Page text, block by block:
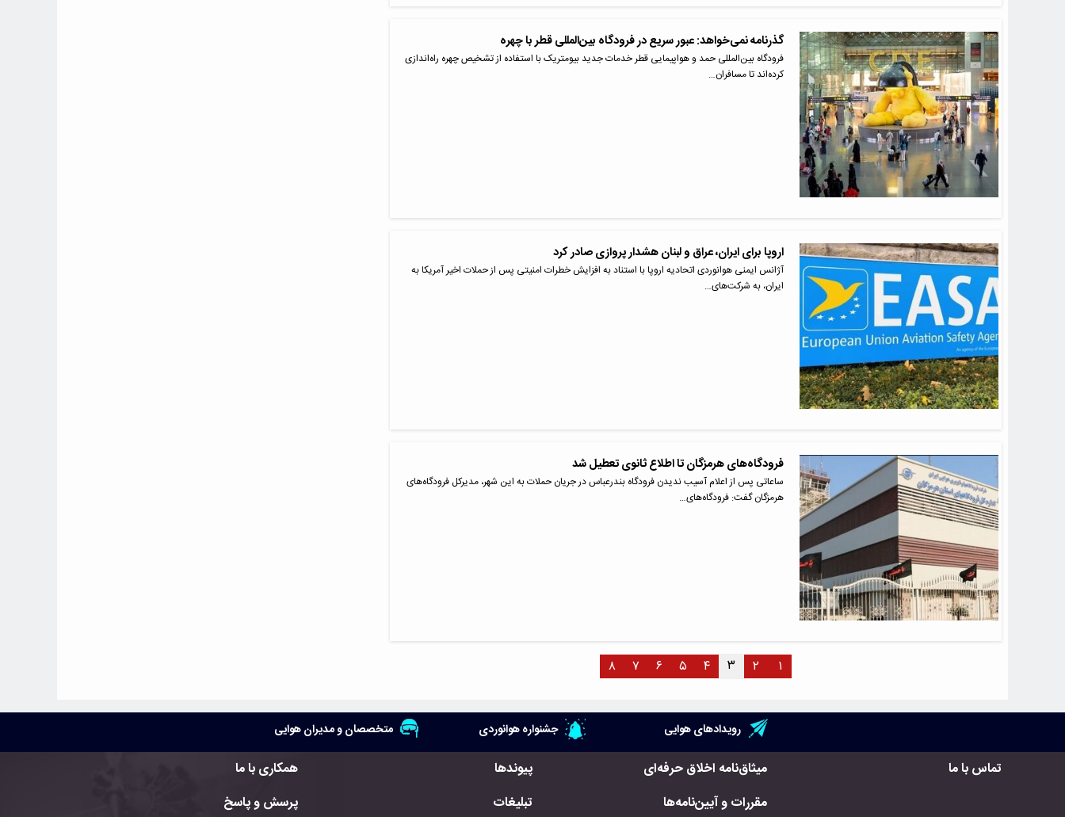
گذرنامه نمی‌خواهد: عبور سریع در فرودگاه بین‌المللی قطر با چهره
فرودگاه بین‌المللی حمد و هواپیمایی قطر خدمات جدید بیومتریک با استفاده از تشخیص چهره راه‌اندازی
کرده‌اند تا مسافران…
اروپا برای ایران، عراق و لبنان هشدار پروازی صادر کرد
آژانس ایمنی هوانوردی اتحادیه اروپا با استناد به افزایش خطرات امنیتی پس از حملات اخیر آمریکا به
ایران، به شرکت‌های…
فرودگاه‌های هرمزگان تا اطلاع ثانوی تعطیل شد
ساعاتی پس از اعلام آسیب ندیدن فرودگاه بندرعباس در جریان حملات به این شهر، مدیرکل فرودگاه‌های
هرمزگان گفت: فرودگاه‌های…
۱ ۲ ۳ ۴ ۵ ۶ ۷ ۸
رویدادهای هوایی جشنواره هوانوردی متخصصان و مدیران هوایی
تماس با ما
میثاق‌نامه اخلاق حرفه‌ای
مقررات و آیین‌نامه‌ها
پیوندها
تبلیغات
همکاری با ما
پرسش و پاسخ